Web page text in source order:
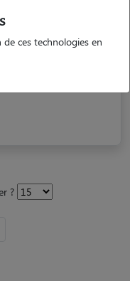
durant mon
?
ces technologies en